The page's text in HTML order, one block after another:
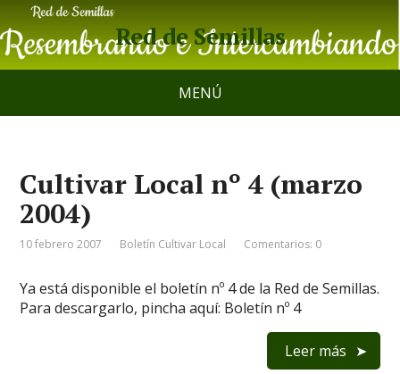
Red de Semillas
MENÚ
Cultivar Local nº 4 (marzo
2004)
10 febrero 2007 Boletín Cultivar Local Comentarios: 0
Ya está disponible el boletín nº 4 de la Red de Semillas.
Para descargarlo, pincha aquí: Boletín nº 4
Leer más